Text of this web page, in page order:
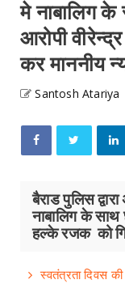
मे नाबालिग
आरोपी
कर माननीय
Santosh Atariya
बैराड पुलिस
नाबालिग के साथ
हल्के रजक को
स्वतंत्रता दिवस की